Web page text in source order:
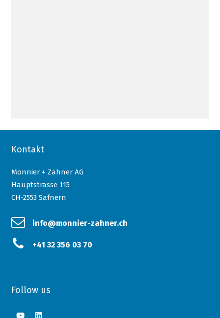
Kontakt
Monnier + Zahner AG
Hauptstrasse 115
CH-2553 Safnern
info@monnier-zahner.ch
+41 32 356 03 70
Follow us